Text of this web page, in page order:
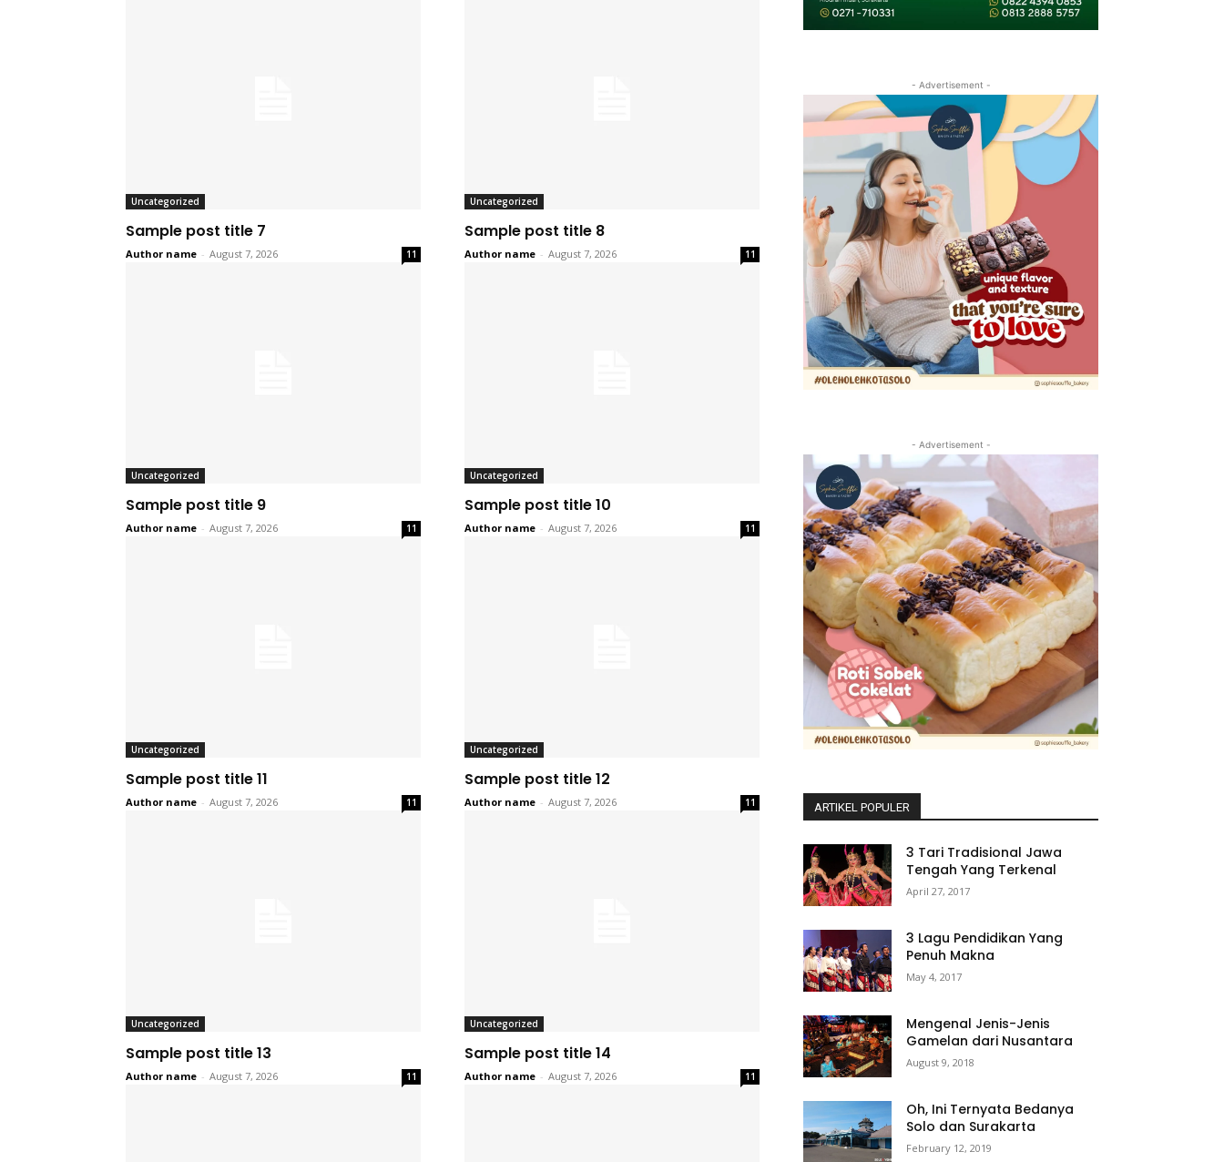
Uncategorized
Sample post title 7
Author name - August 7, 2026 11
Uncategorized
Sample post title 8
Author name - August 7, 2026 11
Uncategorized
Sample post title 9
Author name - August 7, 2026 11
Uncategorized
Sample post title 10
Author name - August 7, 2026 11
Uncategorized
Sample post title 11
Author name - August 7, 2026 11
Uncategorized
Sample post title 12
Author name - August 7, 2026 11
Uncategorized
Sample post title 13
Author name - August 7, 2026 11
Uncategorized
Sample post title 14
Author name - August 7, 2026 11
- Advertisement -
- Advertisement -
ARTIKEL POPULER
3 Tari Tradisional Jawa
Tengah Yang Terkenal
April 27, 2017
3 Lagu Pendidikan Yang
Penuh Makna
May 4, 2017
Mengenal Jenis-Jenis
Gamelan dari Nusantara
August 9, 2018
Oh, Ini Ternyata Bedanya
Solo dan Surakarta
February 12, 2019